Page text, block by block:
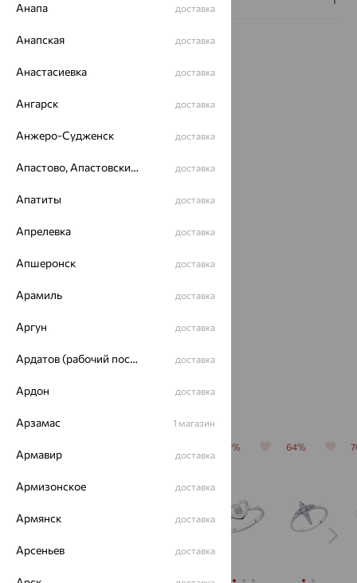
Похожие изделия
Подвеска
серебро,
3 011
8 363 ₽ 11 401₽
Кулон,
фианит
797
2 213₽
С этим часто покупают
70% 64%
Анапа доставка
Анапская доставка
Анастасиевка доставка
Ангарск доставка
Анжеро-Судженск доставка
Апастово, Апастовский район доставка
Апатиты доставка
Апрелевка доставка
Апшеронск доставка
Арамиль доставка
Аргун доставка
Ардатов (рабочий поселок) доставка
Ардон доставка
Арзамас 1 магазин
Армавир доставка
Армизонское доставка
Армянск доставка
Арсеньев доставка